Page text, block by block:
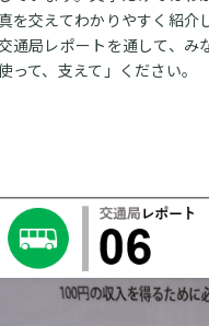
を交えてわかりやすく紹介
通局レポートを通して、み
って、支えて」ください。